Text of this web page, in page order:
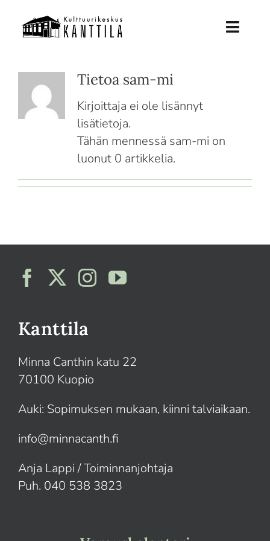
Etusivu
Tuleva Kanttila
info
Suomi
Tietoa sam-mi
Kirjoittaja ei ole lisännyt
lisätietoja.
Tähän mennessä sam-mi on
luonut 0 artikkelia.
Kanttila
Minna Canthin katu 22
70100 Kuopio
Auki: Sopimuksen mukaan, kiinni talviaikaan.
info@minnacanth.fi
Anja Lappi / Toiminnanjohtaja
Puh. 040 538 3823